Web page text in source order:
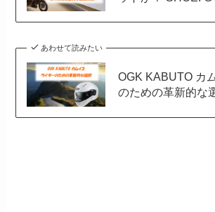
あわせて読みたい
OGK KABUTO カ
のための革新的な